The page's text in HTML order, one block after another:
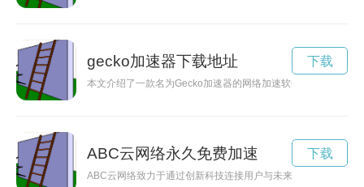
gecko加速器下载地址
本文介绍了一款名为Gecko加速器的网络加速软件，该软件能
下载
ABC云网络永久免费加速
ABC云网络致力于通过创新科技连接用户与未来，为用户提供
下载